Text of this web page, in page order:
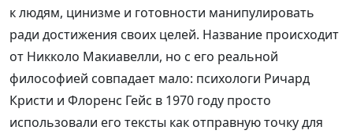
к людям, цинизме и готовности манипулировать
ради достижения своих целей. Название происходит
от Никколо Макиавелли, но с его реальной
философией совпадает мало: психологи Ричард
Кристи и Флоренс Гейс в 1970 году просто
использовали его тексты как отправную точку для